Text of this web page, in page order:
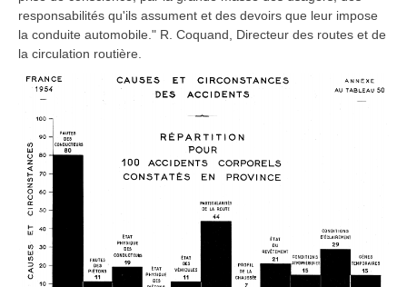
responsabilités qu'ils assument et des devoirs que leur impose
la conduite automobile." R. Coquand, Directeur des routes et de
la circulation routière.